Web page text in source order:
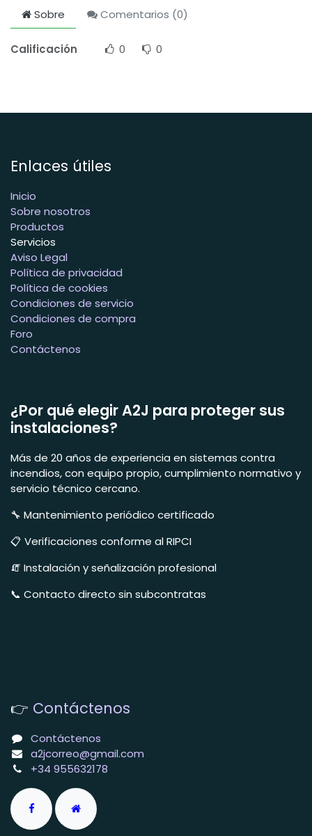
Sobre Comentarios (0)
Calificación 0 0
Enlaces útiles
Inicio
Sobre nosotros
Productos
Servicios
Aviso Legal
Política de privacidad
Política de cookies
Condiciones de servicio
Condiciones de compra
Foro
Contáctenos
¿Por qué elegir A2J para proteger sus
instalaciones?
Más de 20 años de experiencia en sistemas contra
incendios, con equipo propio, cumplimiento normativo y
servicio técnico cercano.
🔧 Mantenimiento periódico certificado
📋 Verificaciones conforme al RIPCI
🧯 Instalación y señalización profesional
📞 Contacto directo sin subcontratas
👉 Contáctenos
Contáctenos
a2jcorreo@gmail.com
+34 955632178